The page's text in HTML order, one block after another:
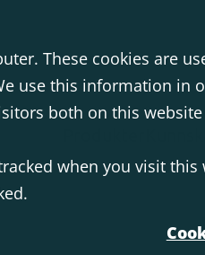
These cookies are
use this information in
both on this
when you visit